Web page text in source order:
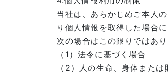
当社は、あらかじめご本人
り個人情報を取得した場合
次の場合はこの限りではあり
（1）法令に基づく場合
（2）人の生命、身体また